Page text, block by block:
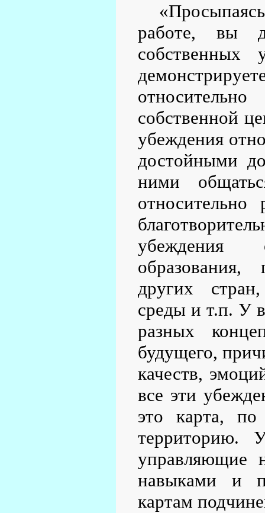
работе, вы
собственных
собственной
убеждения
достойными
ними
убеждения
образования,
других
среды и т.п. У
разных
будущего,
качеств,
все эти
это карта, по
территорию.
управляющие
навыками и
картам